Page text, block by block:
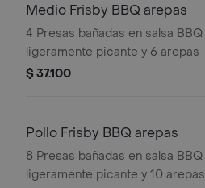
Medio Frisby BBQ arepas
4 Presas bañadas en salsa BBQ
ligeramente picante y 6 arepas
$ 37.100
Pollo Frisby BBQ arepas
8 Presas bañadas en salsa BBQ
ligeramente picante y 10 arepas